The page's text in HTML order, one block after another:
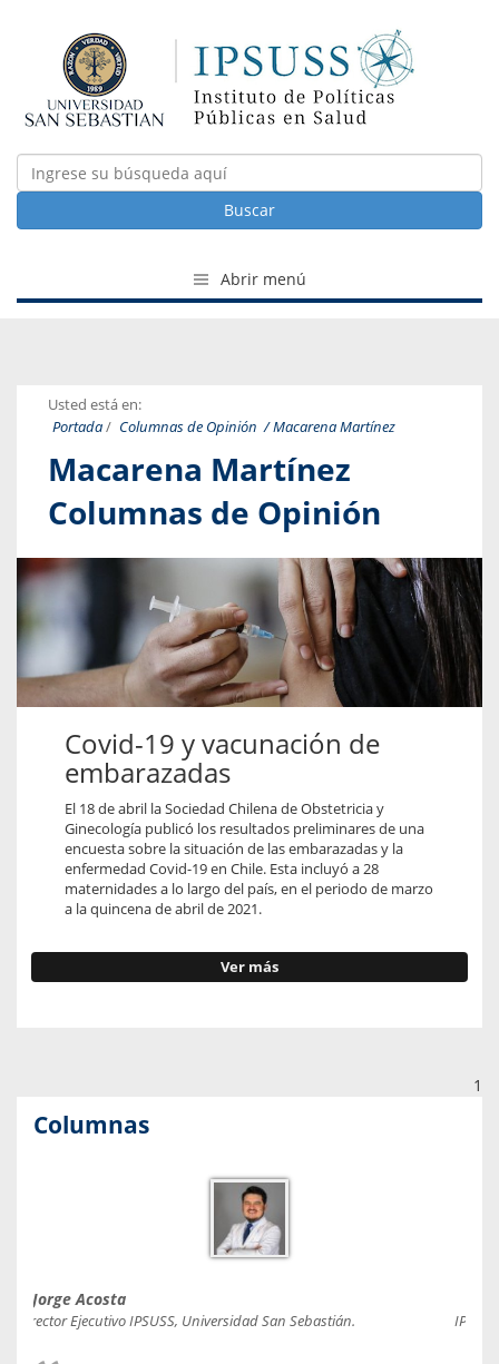
Buscar
Abrir menú
Usted está en:
Portada/ Columnas de Opinión / Macarena Martínez
Macarena Martínez
Columnas de Opinión
Covid-19 y vacunación de
embarazadas
El 18 de abril la Sociedad Chilena de Obstetricia y
Ginecología publicó los resultados preliminares de una
encuesta sobre la situación de las embarazadas y la
enfermedad Covid-19 en Chile. Esta incluyó a 28
maternidades a lo largo del país, en el periodo de marzo
a la quincena de abril de 2021.
Ver más
1
Columnas
Jorge Acosta
Director Ejecutivo IPSUSS, Universidad San Sebastián.